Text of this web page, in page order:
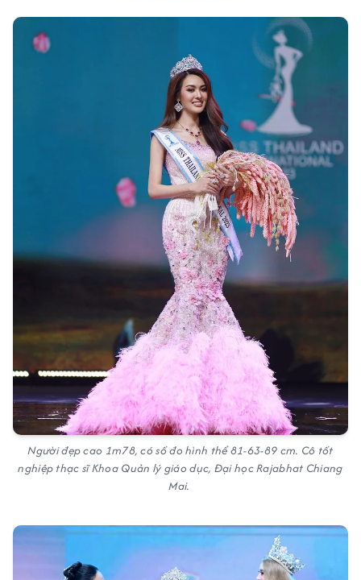
Người đẹp cao 1m78, có số đo hình thể 81-63-89 cm. Cô tốt
nghiệp thạc sĩ Khoa Quản lý giáo dục, Đại học Rajabhat Chiang
Mai.